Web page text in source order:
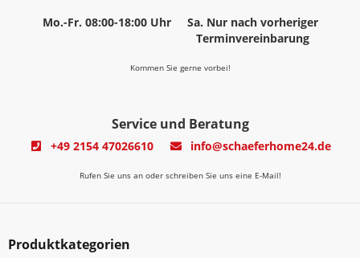
Mo.-Fr. 08:00-18:00 Uhr
Sa. Nur nach vorheriger
Terminvereinbarung
Kommen Sie gerne vorbei!
Service und Beratung
+49 2154 47026610 info@schaeferhome24.de
Rufen Sie uns an oder schreiben Sie uns eine E-Mail!
Produktkategorien